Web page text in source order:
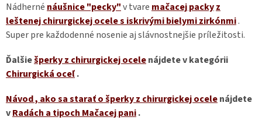
Nádherné náušnice "pecky"v tvare mačacej packyz
leštenej chirurgickej ocele s iskrivými bielymi zirkónmi.
Super pre každodenné nosenie aj slávnostnejšie príležitosti.
Ďalšiešperky z chirurgickej ocelenájdete v kategórii
Chirurgická oceľ.
Návod, ako sa starať o šperky z chirurgickej ocelenájdete
vRadách a tipoch Mačacej pani.